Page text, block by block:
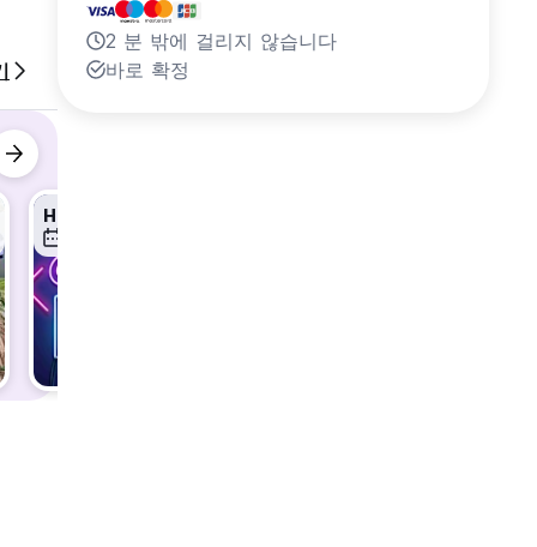
Happy Hour
2 분 밖에 걸리지 않습니다
바로 확정